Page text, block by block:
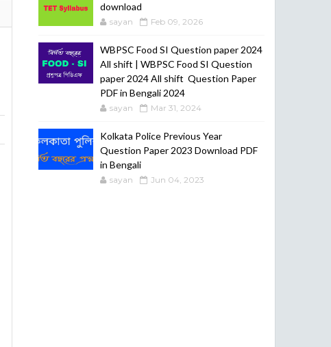
download
sayan Feb 09, 2026
WBPSC Food SI Question paper 2024
All shift | WBPSC Food SI Question
paper 2024 All shift Question Paper
PDF in Bengali 2024
sayan Mar 31, 2024
Kolkata Police Previous Year
Question Paper 2023 Download PDF
in Bengali
sayan Jun 04, 2023